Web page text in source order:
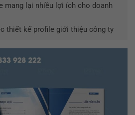
mang lại nhiều lợi ích cho doanh
thiết kế profile giới thiệu công ty